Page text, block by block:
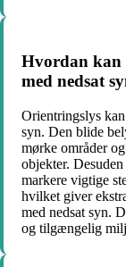
Hvordan kan
med nedsat
Orientringslys
syn. Den blide
mørke områder
objekter.
markere vigtige
hvilket giver
med nedsat syn.
og tilgængelig